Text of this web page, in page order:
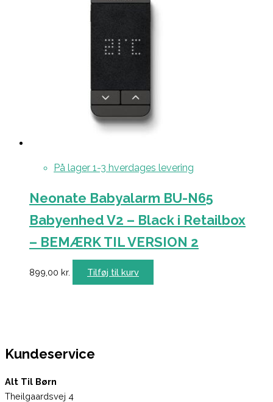
På lager 1-3 hverdages levering
Neonate Babyalarm BU-N65
Babyenhed V2 – Black i Retailbox
– BEMÆRK TIL VERSION 2
899,00 kr. Tilføj til kurv
Kundeservice
Alt Til Børn
Theilgaardsvej 4